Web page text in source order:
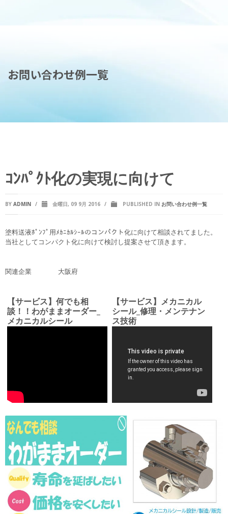
お問い合わせ例一覧
ｺﾝﾊﾟｸﾄ化の実現に向けて
BY ADMIN / 金曜日, 09 9月 2016 / PUBLISHED IN お問い合わせ例一覧
塗料送液ﾎﾟﾝﾌﾟ用ﾒｶﾆｶﾙｼｰﾙのコンパクト化に向けて相談されてました。
当社としてコンパクト化に向けて検討し提案させて頂きます。
関連企業 大阪府
【サービス】何でも相
談！！わがままオーダー_
メカニカルシール
【サービス】メカニカル
シール_修理・メンテナン
ス技術